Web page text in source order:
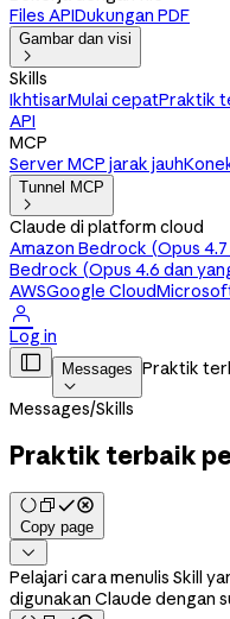
Files APIDukungan PDF
Gambar dan visi

Skills
IkhtisarMulai cepatPraktik
API
MCP
Server MCP jarak jauh
Tunnel MCP

Claude di platform cloud
Amazon Bedrock (Opus
Bedrock (Opus 4.6 dan
AWSGoogle Cloud

Log in
 Messages

Praktik
Messages/Skills
Praktik terbaik
Copy page

Pelajari cara menulis Skill
digunakan Claude dengan